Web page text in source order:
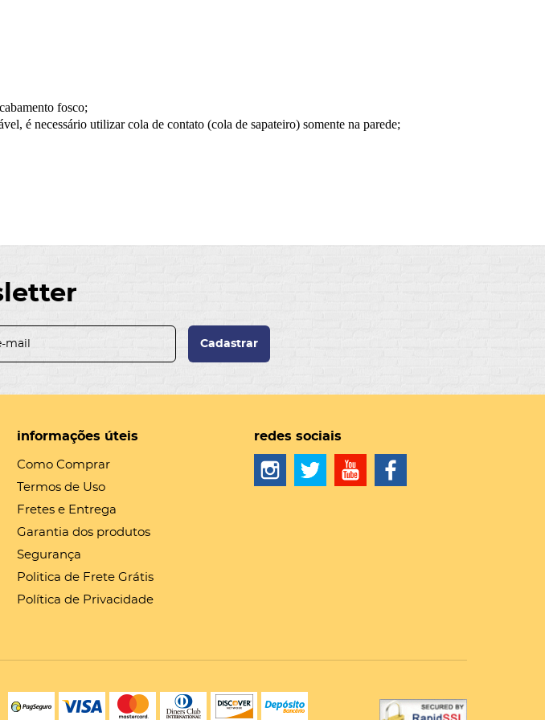
fosco;
é necessário utilizar cola de contato (cola de sapateiro) somente na parede;
Cadastrar
informações úteis
Como Comprar
Termos de Uso
Fretes e Entrega
Garantia dos produtos
Segurança
Politica de Frete Grátis
Política de Privacidade
redes sociais